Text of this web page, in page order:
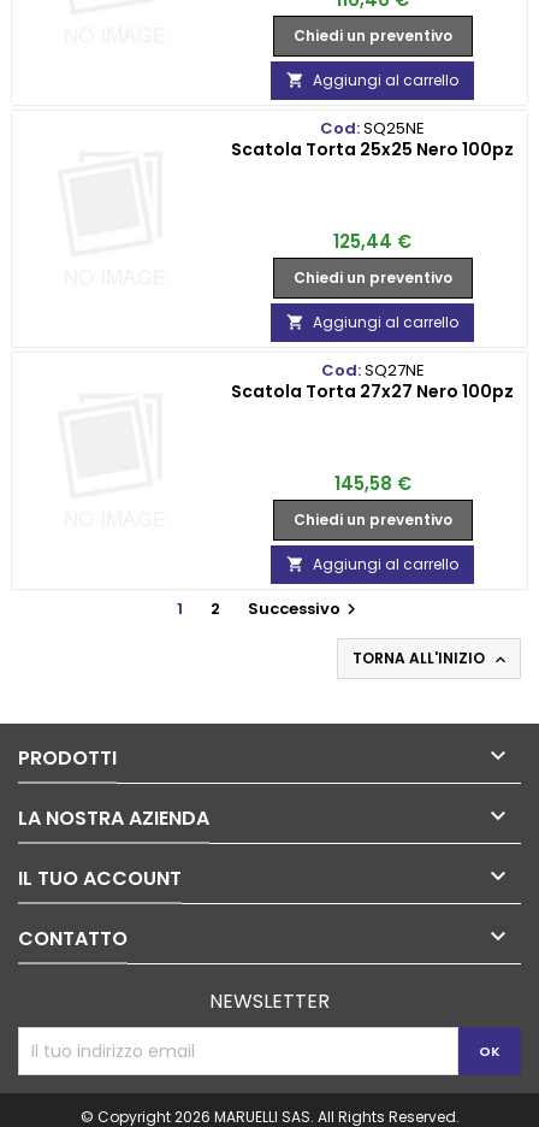
Chiedi un preventivo
 Aggiungi al carrello
Cod:SQ25NE
Scatola Torta 25x25 Nero 100pz
Prezzo
125,44 €
Chiedi un preventivo
 Aggiungi al carrello
Cod:SQ27NE
Scatola Torta 27x27 Nero 100pz
Prezzo
145,58 €
Chiedi un preventivo
 Aggiungi al carrello
1 2 Successivo 
TORNA ALL'INIZIO 
PRODOTTI 
LA NOSTRA AZIENDA 
IL TUO ACCOUNT 
CONTATTO 
NEWSLETTER
© Copyright 2026 MARUELLI SAS. All Rights Reserved.